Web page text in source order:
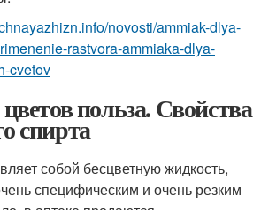
novosti/ammiak-dlya-
rastvora-ammiaka-dlya-
cvetov
польза. Свойства
спирта
собой бесцветную жидкость,
специфическим и очень резким